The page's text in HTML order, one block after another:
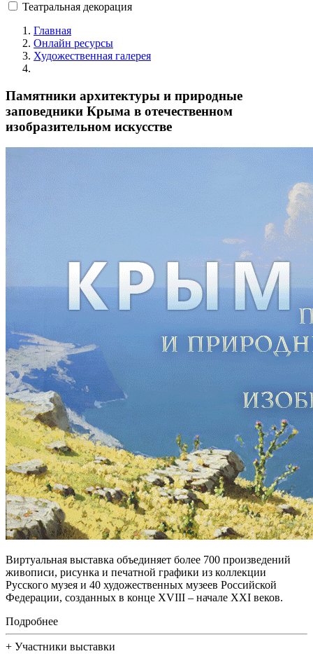
Театральная декорация
Главная
Онлайн ресурсы
Художественная галерея
Памятники архитектуры и природные
заповедники Крыма в отечественном
изобразительном искусстве
Виртуальная выставка объединяет более 700 произведений
живописи, рисунка и печатной графики из коллекции
Русского музея и 40 художественных музеев Российской
Федерации, созданных в конце XVIII – начале XXI веков.
Подробнее
+ Участники выставки